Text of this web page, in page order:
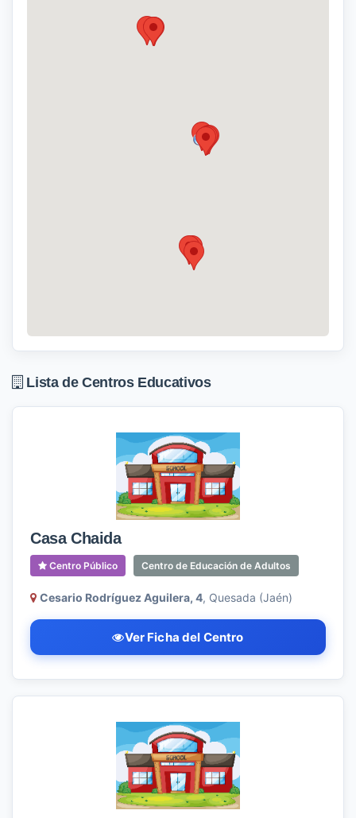
Lista de Centros Educativos
Casa Chaida
Centro Público Centro de Educación de Adultos
Cesario Rodríguez Aguilera, 4, Quesada (Jaén)
Ver Ficha del Centro